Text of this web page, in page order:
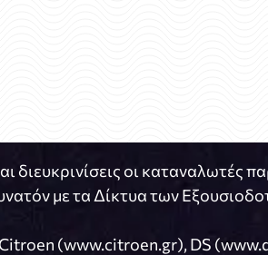
διευκρινίσεις οι καταναλωτές
με τα Δίκτυα των
(www.citroen.gr), DS